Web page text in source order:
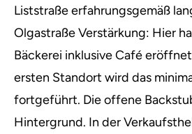
Liststraße erfahrungsgemäß
Olgastraße Verstärkung: Hier
Bäckerei inklusive Café
ersten Standort wird das
fortgeführt. Die offene
Hintergrund. In der